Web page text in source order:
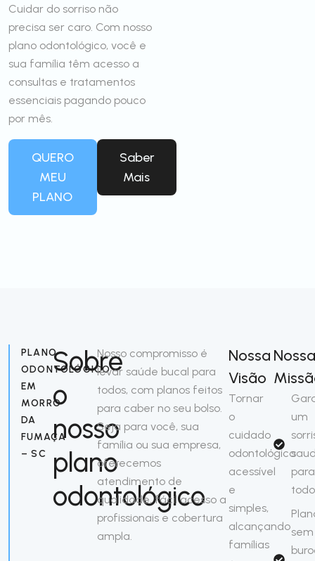
Cuidar do sorriso não
precisa ser caro. Com nosso
plano odontológico, você e
sua família têm acesso a
consultas e tratamentos
essenciais pagando pouco
por mês.
QUERO
MEU
PLANO
Saber
Mais
PLANO
ODONTOLÓGICO
EM
MORRO
DA
FUMAÇA
– SC
Sobre
o
nosso
plano
odontológico
Nosso compromisso é
levar saúde bucal para
todos, com planos feitos
para caber no seu bolso.
Seja para você, sua
família ou sua empresa,
oferecemos
atendimento de
qualidade, fácil acesso a
profissionais e cobertura
ampla.
Nossa
Visão
Tornar
o
cuidado
odontológico
acessível
e
simples,
alcançando
famílias
Nossa
um
para
sem